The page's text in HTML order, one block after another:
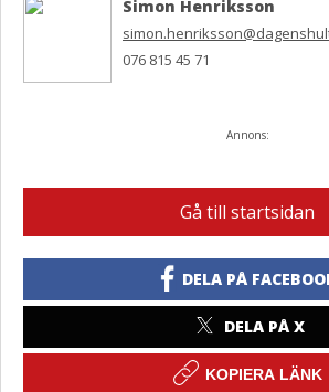
Simon Henriksson
076 815 45 71
Annons:
Gå till startsidan
DELA PÅ
DELA PÅ X
KOPIERA LÄNK